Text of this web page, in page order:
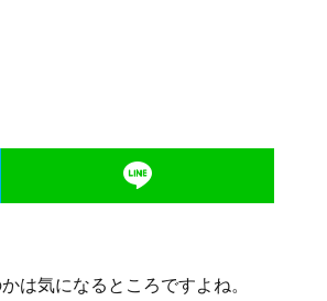
は気になるところですよね。